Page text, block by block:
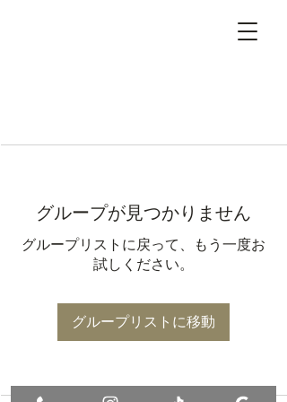
グループが見つかりません
グループリストに戻って、もう一度お
試しください。
グループリストに移動